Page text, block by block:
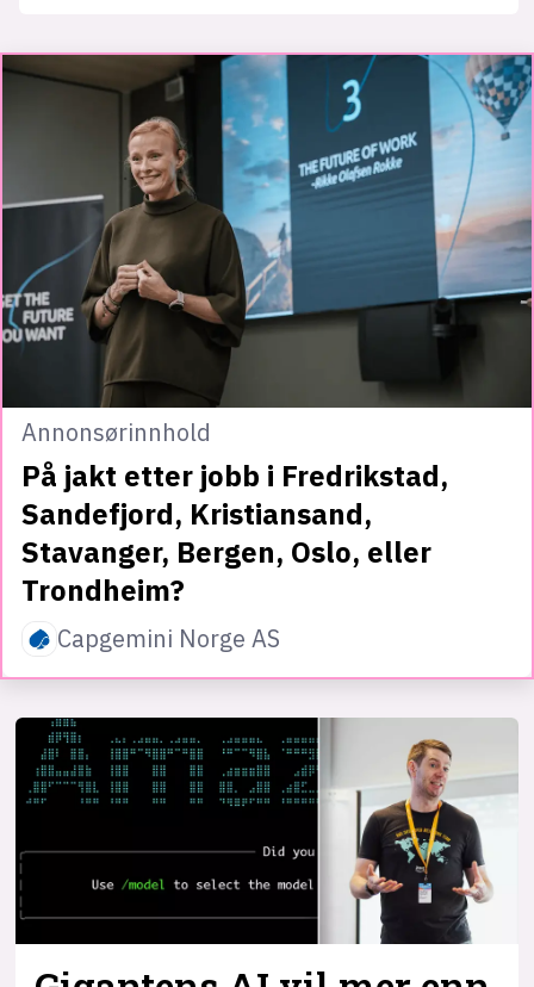
Annonsørinnhold
På jakt etter jobb i Fredrikstad,
Sandefjord, Kristiansand,
Stavanger, Bergen, Oslo, eller
Trondheim?
Capgemini Norge AS